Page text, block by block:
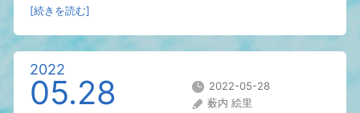
[続きを読む]
2022
05.28
2022-05-28
薮内 絵里